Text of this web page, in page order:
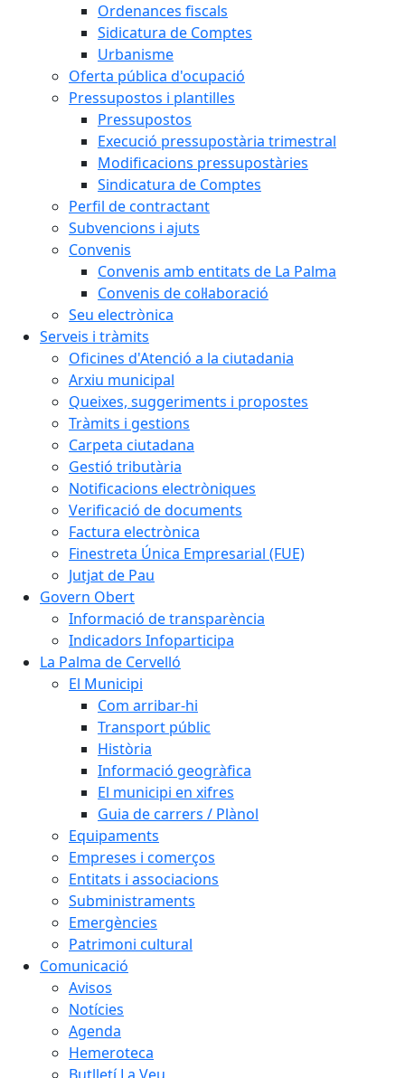
Ordenances fiscals
Sidicatura de Comptes
Urbanisme
Oferta pública d'ocupació
Pressupostos i plantilles
Pressupostos
Execució pressupostària trimestral
Modificacions pressupostàries
Sindicatura de Comptes
Perfil de contractant
Subvencions i ajuts
Convenis
Convenis amb entitats de La Palma
Convenis de col·laboració
Seu electrònica
Serveis i tràmits
Oficines d'Atenció a la ciutadania
Arxiu municipal
Queixes, suggeriments i propostes
Tràmits i gestions
Carpeta ciutadana
Gestió tributària
Notificacions electròniques
Verificació de documents
Factura electrònica
Finestreta Única Empresarial (FUE)
Jutjat de Pau
Govern Obert
Informació de transparència
Indicadors Infoparticipa
La Palma de Cervelló
El Municipi
Com arribar-hi
Transport públic
Història
Informació geogràfica
El municipi en xifres
Guia de carrers / Plànol
Equipaments
Empreses i comerços
Entitats i associacions
Subministraments
Emergències
Patrimoni cultural
Comunicació
Avisos
Notícies
Agenda
Hemeroteca